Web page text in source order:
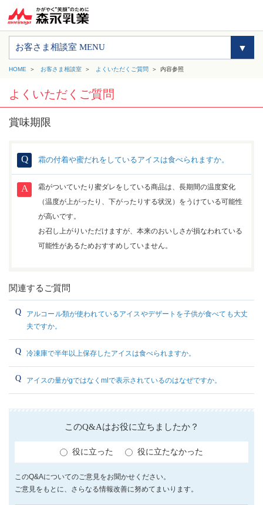
お客さま相談室 MENU
HOME お客さま相談室 よくいただくご質問 内容参照
よくいただくご質問
賞味期限
霜の付着や蜜だれをしているアイスは食べられますか。
霜がついていたり蜜ダレをしている商品は、長期間の温度変化
（温度が上がったり、下がったりする状況）をうけている可能性
が高いです。
お召し上がりいただけますが、本来のおいしさが損なわれている
可能性があるためおすすめしていません。
関連するご質問
アルコール類が使われているアイスやデザートを子供が食べても大丈
夫ですか。
冷凍庫で半年以上保存したアイスは食べられますか。
アイスの量がgではなくmlで表示されているのはなぜですか。
このQ&Aはお役に立ちましたか？
役に立った 役に立たなかった
このQ&Aについてのご意見をお聞かせください。
ご意見をもとに、さらなる情報改善に努めてまいります。